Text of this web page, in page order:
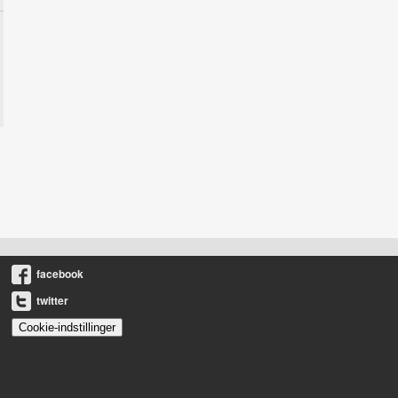
facebook
twitter
Cookie-indstillinger